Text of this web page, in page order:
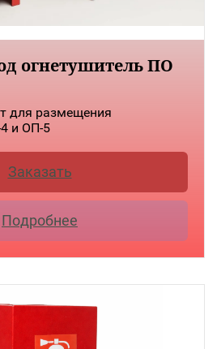
огнетушитель ПО
для размещения
и ОП-5
Заказать
Подробнее